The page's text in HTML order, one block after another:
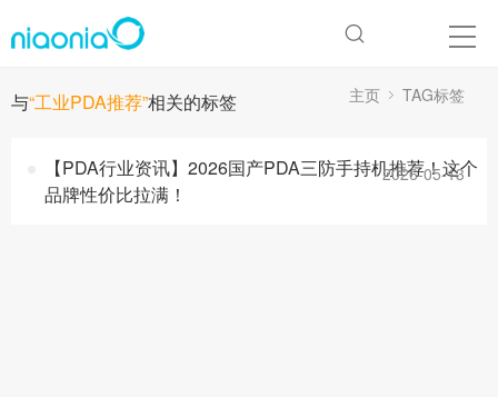
与“工业PDA推荐”相关的标签 主页 TAG标签
【PDA行业资讯】2026国产PDA三防手持机推荐！这个
品牌性价比拉满！
2026-05-13